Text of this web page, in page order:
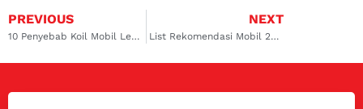
PREVIOUS
10 Penyebab Koil Mobil Lemah hingga Solusinya
NEXT
List Rekomendasi Mobil 200 Jutaan Terbaik